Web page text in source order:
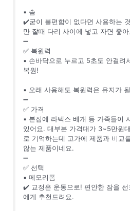
▪️ 솜
✔️굳이 불편함이 없다면 사용하는
만 잘때 다리 사이에 넣고 자면 좋
➖
✅ 복원력
▪️ 손바닥으로 누르고 5초도 안걸려
복원!
▪️ 오래 사용해도 복원력은 유지가
➖
✅ 가격
▪️ 본집에 라텍스 베개 등 가족들이
있어요. 대부분 가격대가 3~5만원
로 기억하는데 고가에 제품과 비교
않는 제품이네요.
➖
✅ 선택
▪️ 메모리폼
✔️ 교정은 운동으로! 편안한 잠을 선
에게 추천드려요.